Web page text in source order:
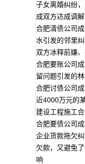
子女离婚纠纷
成双方达成调
合肥清债公司
水引发的邻里
双方冰释前嫌
合肥要账公司
留问题引发的
合肥讨债公司
近4000万元的
建设工程施工
合肥要债公司
企业货款拖欠
欠款，又避免
响